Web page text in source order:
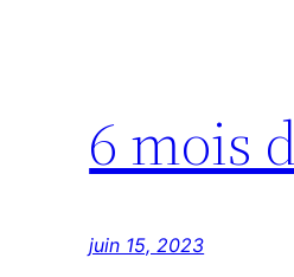
6 mois
juin 15, 2023